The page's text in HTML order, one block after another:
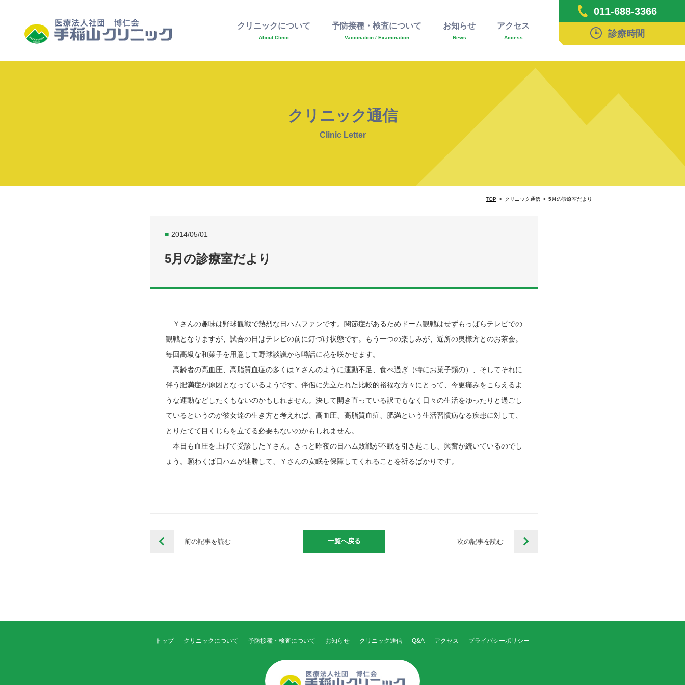
クリニックについて
About Clinic
予防接種・検査について
Vaccination / Examination
お知らせ
News
アクセス
Access
011-688-3366
診療時間
クリニック通信
Clinic Letter
TOP クリニック通信 5月の診療室だより
■ 2014/05/01
5月の診療室だより
Ｙさんの趣味は野球観戦で熱烈な日ハムファンです。関節症があるためドーム観戦はせずもっぱらテレビでの
観戦となりますが、試合の日はテレビの前に釘づけ状態です。もう一つの楽しみが、近所の奥様方とのお茶会。
毎回高級な和菓子を用意して野球談議から噂話に花を咲かせます。
高齢者の高血圧、高脂質血症の多くはＹさんのように運動不足、食べ過ぎ（特にお菓子類の）、そしてそれに
伴う肥満症が原因となっているようです。伴侶に先立たれた比較的裕福な方々にとって、今更痛みをこらえるよ
うな運動などしたくもないのかもしれません。決して開き直っている訳でもなく日々の生活をゆったりと過ごし
ているというのが彼女達の生き方と考えれば、高血圧、高脂質血症、肥満という生活習慣病なる疾患に対して、
とりたてて目くじらを立てる必要もないのかもしれません。
本日も血圧を上げて受診したＹさん。きっと昨夜の日ハム敗戦が不眠を引き起こし、興奮が続いているのでし
ょう。願わくば日ハムが連勝して、Ｙさんの安眠を保障してくれることを祈るばかりです。
前の記事を読む 一覧へ戻る 次の記事を読む
トップ クリニックについて 予防接種・検査について お知らせ クリニック通信 Q&A アクセス プライバシーポリシー